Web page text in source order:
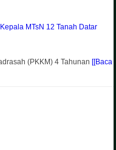
MTsN 12 Tanah Datar
(PKKM) 4 Tahunan[[Baca